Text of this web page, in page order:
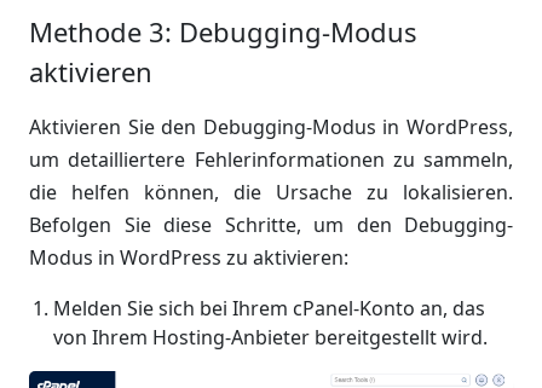
Methode 3: Debugging-Modus
aktivieren
Aktivieren Sie den Debugging-Modus in WordPress,
um detailliertere Fehlerinformationen zu sammeln,
die helfen können, die Ursache zu lokalisieren.
Befolgen Sie diese Schritte, um den Debugging-
Modus in WordPress zu aktivieren:
Melden Sie sich bei Ihrem cPanel-Konto an, das
von Ihrem Hosting-Anbieter bereitgestellt wird.